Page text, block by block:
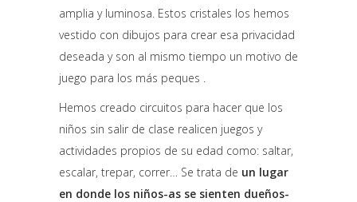
amplia y luminosa. Estos cristales los hemos
vestido con dibujos para crear esa privacidad
deseada y son al mismo tiempo un motivo de
juego para los más peques .
Hemos creado circuitos para hacer que los
niños sin salir de clase realicen juegos y
actividades propios de su edad como: saltar,
escalar, trepar, correr… Se trata de un lugar
en donde los niños-as se sienten dueños-